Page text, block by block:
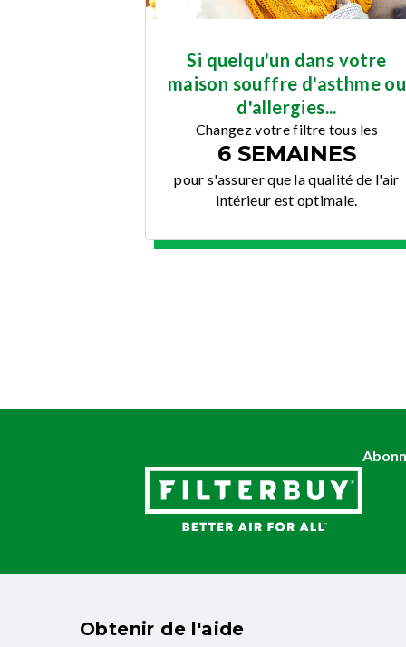
Si quelqu'un dans votre
maison souffre d'asthme ou
d'allergies...
Changez votre filtre tous les
6 SEMAINES
pour s'assurer que la qualité de l'air
intérieur est optimale.
Obtenir de l'aide